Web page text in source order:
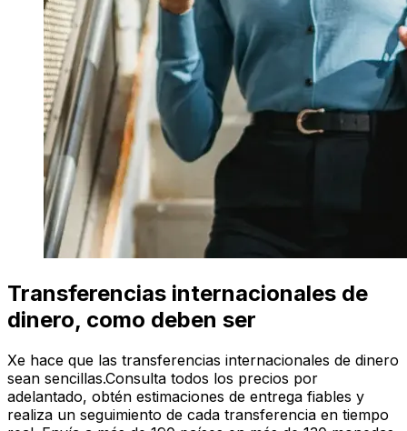
Transferencias internacionales de
dinero, como deben ser
Xe hace que las transferencias internacionales de dinero
sean sencillas.Consulta todos los precios por
adelantado, obtén estimaciones de entrega fiables y
realiza un seguimiento de cada transferencia en tiempo